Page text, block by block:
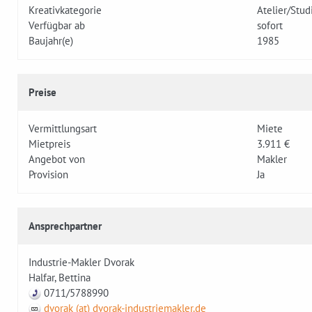
Kreativkategorie
Atelier/
Verfügbar ab
sofort
Baujahr(e)
1985
Preise
Vermittlungsart
Miete
Mietpreis
3.911 €
Angebot von
Makler
Provision
Ja
Ansprechpartner
Industrie-Makler Dvorak
Halfar, Bettina
0711/5788990
dvorak (at) dvorak-industriemakler.de